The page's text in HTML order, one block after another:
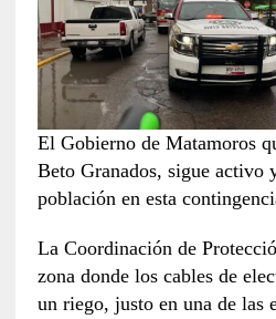
El Gobierno de Matamoros
Beto Granados, sigue activo
población en esta
La Coordinación de
zona donde los cables de
un riego, justo en una de las